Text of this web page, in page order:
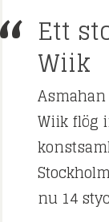
Ett
Wiik
Wiik flög
nu 14